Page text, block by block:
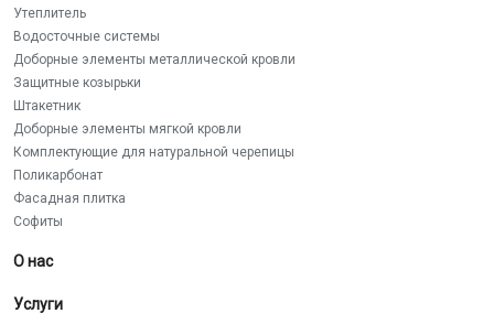
Утеплитель
Водосточные системы
Доборные элементы металлической кровли
Защитные козырьки
Штакетник
Доборные элементы мягкой кровли
Комплектующие для натуральной черепицы
Поликарбонат
Фасадная плитка
Софиты
О нас
Услуги